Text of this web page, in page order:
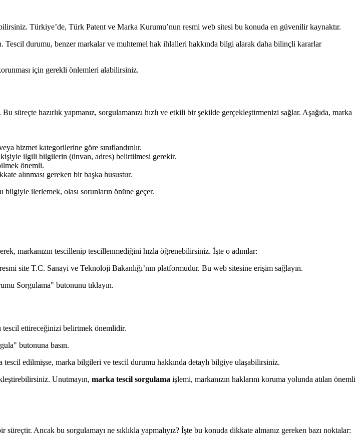
Türkiye’de, Türk Patent ve Marka Kurumu’nun resmi web sitesi bu konuda en güvenilir kaynaktır.
durumu, benzer markalar ve muhtemel hak ihlalleri hakkında bilgi alarak daha bilinçli kararlar
için gerekli önlemleri alabilirsiniz.
hazırlık yapmanız, sorgulamanızı hızlı ve etkili bir şekilde gerçekleştirmenizi sağlar. Aşağıda, marka
hizmet kategorilerine göre sınıflandırılır.
kişiyle ilgili bilgilerin (ünvan, adres) belirtilmesi gerekir.
önemli.
alınması gereken bir başka husustur.
ilerlemek, olası sorunların önüne geçer.
markanızın tescillenip tescillenmediğini hızla öğrenebilirsiniz. İşte o adımlar:
site T.C. Sanayi ve Teknoloji Bakanlığı’nın platformudur. Bu web sitesine erişim sağlayın.
Sorgulama" butonunu tıklayın.
tescil ettireceğinizi belirtmek önemlidir.
butonuna basın.
tescil edilmişse, marka bilgileri ve tescil durumu hakkında detaylı bilgiye ulaşabilirsiniz.
Unutmayın, marka tescil sorgulama işlemi, markanızın haklarını koruma yolunda atılan önemli
Ancak bu sorgulamayı ne sıklıkla yapmalıyız? İşte bu konuda dikkate almanız gereken bazı noktalar: